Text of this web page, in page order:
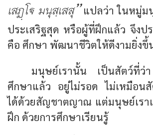
เสฏโ มนุสฺเสสุ”แปลว่า ในหมู่ม
ประเสริฐสุด หรือผู้ที่ฝึกแล้ว จึงป
คือ ศึกษา พัฒนาชีวิตให้ดีงามยิ่งขึ้
มนุษย์เรานั้น เป็นสัตว์ที่ว่
ศึกษาแล้ว อยู่ไม่รอด ไม่เหมือน
ได้ด้วยสัญชาตญาณ แต่มนุษย์เราเ
ฝึก ด้วยการศึกษาเรียนรู้